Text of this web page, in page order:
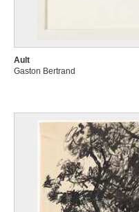
Ault
Gaston Bertrand